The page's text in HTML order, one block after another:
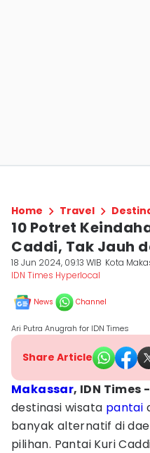
Home Travel
10 Potret
Caddi, Tak Jauh
18 Jun 2024, 09:13 WIB Kota
IDN Times Hyperlocal
News Channel
Ari Putra Anugrah for IDN Times
Share Article
Makassar, IDN Times -
destinasi wisata pantai
banyak alternatif di
pilihan. Pantai Kuri